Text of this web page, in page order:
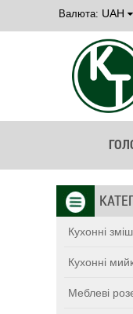
Валюта: UAH
Кухонні
Кухонні
Меблеві